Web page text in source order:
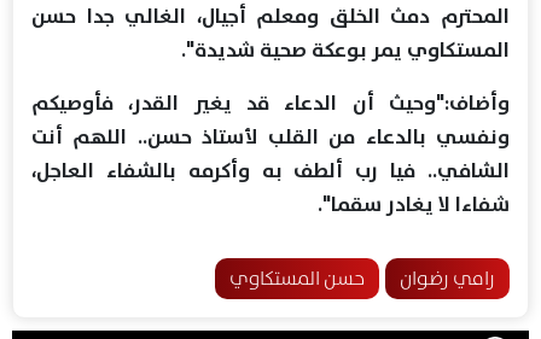
المحترم دمث الخلق ومعلم أجيال، الغالي جدا حسن
المستكاوي يمر بوعكة صحية شديدة".
وأضاف:"وحيث أن الدعاء قد يغير القدر، فأوصيكم
ونفسي بالدعاء من القلب لأستاذ حسن.. اللهم أنت
الشافي.. فيا رب ألطف به وأكرمه بالشفاء العاجل،
شفاءا لا يغادر سقما".
رامي رضوان حسن المستكاوي